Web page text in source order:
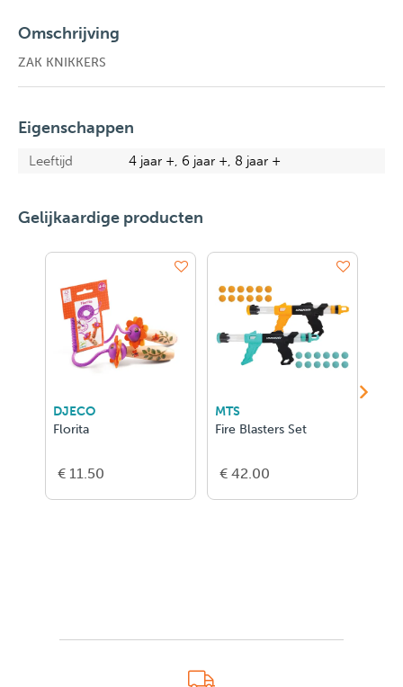
Omschrijving
ZAK KNIKKERS
Eigenschappen
Leeftijd 4 jaar +, 6 jaar +, 8 jaar +
Gelijkaardige producten
DJECO
Florita
€ 11.50
MTS
Fire Blasters Set
€ 42.00